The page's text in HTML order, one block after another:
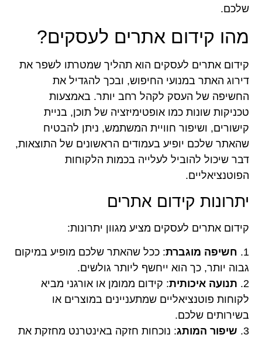
שלכם.
מהו קידום אתרים לעסקים?
קידום אתרים לעסקים הוא תהליך שמטרתו לשפר את
דירוג האתר במנועי החיפוש, ובכך להגדיל את
החשיפה של העסק לקהל רחב יותר. באמצעות
טכניקות שונות כמו אופטימיזציה של תוכן, בניית
קישורים, ושיפור חוויית המשתמש, ניתן להבטיח
שהאתר שלכם יופיע בעמודים הראשונים של התוצאות,
דבר שיכול להוביל לעלייה בכמות הלקוחות
הפוטנציאליים.
יתרונות קידום אתרים
קידום אתרים לעסקים מציע מגוון יתרונות:
1. חשיפה מוגברת: ככל שהאתר שלכם מופיע במיקום
גבוה יותר, כך הוא ייחשף ליותר גולשים.
2. תנועה איכותית: קידום ממומן או אורגני מביא
לקוחות פוטנציאליים שמתעניינים במוצרים או
בשירותים שלכם.
3. שיפור המותג: נוכחות חזקה באינטרנט מחזקת את